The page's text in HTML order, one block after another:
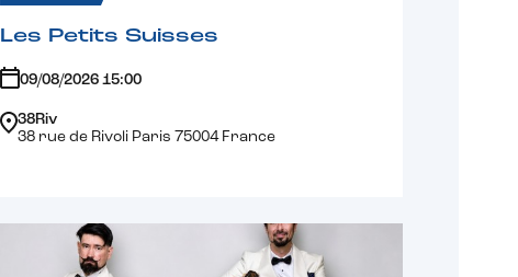
Les Petits Suisses
09/08/2026 15:00
38Riv
38 rue de Rivoli Paris 75004 France